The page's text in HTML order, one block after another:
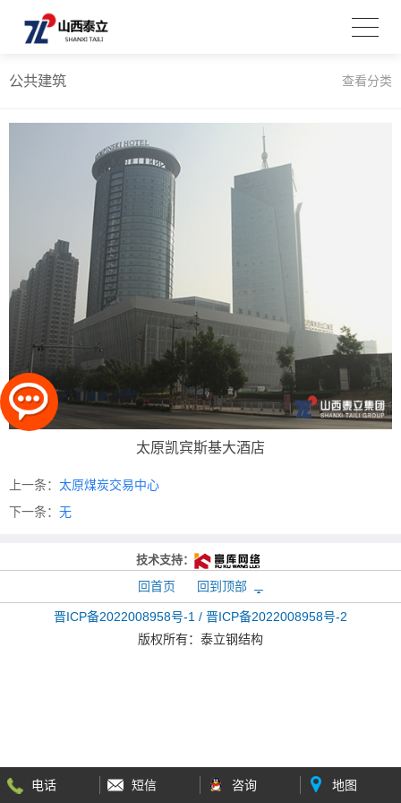
公共建筑 查看分类
太原凯宾斯基大酒店
上一条： 太原煤炭交易中心
下一条： 无
技术支持：
回首页 回到顶部
晋ICP备2022008958号-1 / 晋ICP备2022008958号-2
版权所有： 泰立钢结构
电话 短信 咨询 地图